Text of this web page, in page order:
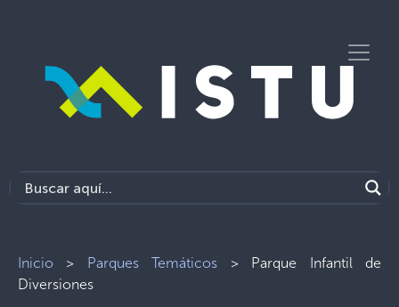
Inicio > Parques Temáticos > Parque Infantil de
Diversiones